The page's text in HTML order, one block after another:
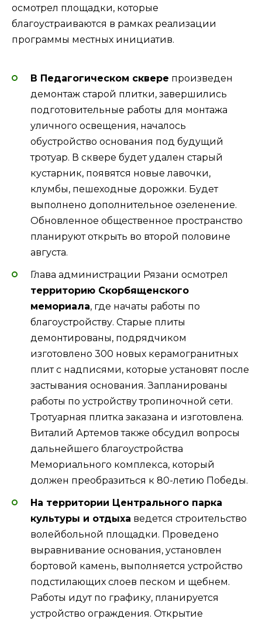
осмотрел площадки, которые
благоустраиваются в рамках реализации
программы местных инициатив.
В Педагогическом сквере произведен
демонтаж старой плитки, завершились
подготовительные работы для монтажа
уличного освещения, началось
обустройство основания под будущий
тротуар. В сквере будет удален старый
кустарник, появятся новые лавочки,
клумбы, пешеходные дорожки. Будет
выполнено дополнительное озеленение.
Обновленное общественное пространство
планируют открыть во второй половине
августа.
Глава администрации Рязани осмотрел
территорию Скорбященского
мемориала, где начаты работы по
благоустройству. Старые плиты
демонтированы, подрядчиком
изготовлено 300 новых керамогранитных
плит с надписями, которые установят после
застывания основания. Запланированы
работы по устройству тропиночной сети.
Тротуарная плитка заказана и изготовлена.
Виталий Артемов также обсудил вопросы
дальнейшего благоустройства
Мемориального комплекса, который
должен преобразиться к 80-летию Победы.
На территории Центрального парка
культуры и отдыха ведется строительство
волейбольной площадки. Проведено
выравнивание основания, установлен
бортовой камень, выполняется устройство
подстилающих слоев песком и щебнем.
Работы идут по графику, планируется
устройство ограждения. Открытие